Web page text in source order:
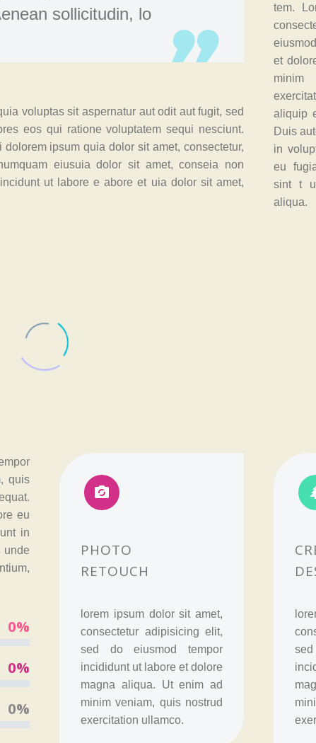
sollicitudin, lo
voluptas sit aspernatur aut odit aut fugit, sed
eos qui ratione voluptatem sequi nesciunt.
ipsum quia dolor sit amet, consectetur,
eiusuia dolor sit amet, conseia non
ut labore e abore et uia dolor sit amet,
tem.
et
aliquip
Duis
in
eu
sint t
aliqua.
quis
eu
in
unde
0%
0%
0%


PHOTO
RETOUCH
lorem ipsum dolor sit amet,
consectetur adipisicing elit,
sed do eiusmod tempor
incididunt ut labore et dolore
magna aliqua. Ut enim ad
minim veniam, quis nostrud
exercitation ullamco.